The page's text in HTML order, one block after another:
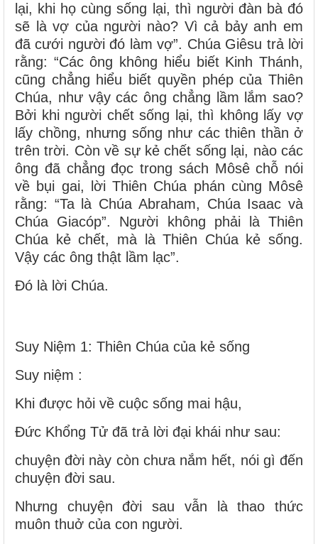
lại, khi họ cùng sống lại, thì người đàn bà đó
sẽ là vợ của người nào? Vì cả bảy anh em
đã cưới người đó làm vợ”. Chúa Giêsu trả lời
rằng: “Các ông không hiểu biết Kinh Thánh,
cũng chẳng hiểu biết quyền phép của Thiên
Chúa, như vậy các ông chẳng lầm lắm sao?
Bởi khi người chết sống lại, thì không lấy vợ
lấy chồng, nhưng sống như các thiên thần ở
trên trời. Còn về sự kẻ chết sống lại, nào các
ông đã chẳng đọc trong sách Môsê chỗ nói
về bụi gai, lời Thiên Chúa phán cùng Môsê
rằng: “Ta là Chúa Abraham, Chúa Isaac và
Chúa Giacóp”. Người không phải là Thiên
Chúa kẻ chết, mà là Thiên Chúa kẻ sống.
Vậy các ông thật lầm lạc”.
Ðó là lời Chúa.
Suy Niệm 1: Thiên Chúa của kẻ sống
Suy niệm :
Khi được hỏi về cuộc sống mai hậu,
Đức Khổng Tử đã trả lời đại khái như sau:
chuyện đời này còn chưa nắm hết, nói gì đến
chuyện đời sau.
Nhưng chuyện đời sau vẫn là thao thức
muôn thuở của con người.